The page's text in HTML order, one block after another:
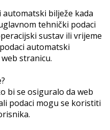
bilježe kada
tehnički podaci
sustav ili vrijeme
automatski
stranicu.
bi se osiguralo da web
podaci mogu se koristiti